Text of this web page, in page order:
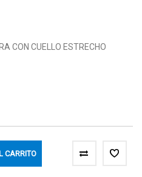
CON CUELLO ESTRECHO
CARRITO